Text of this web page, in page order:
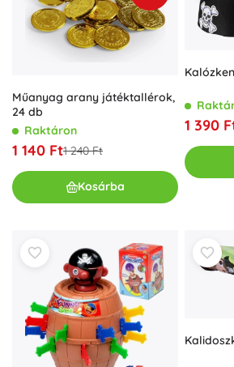
Műanyag arany játéktallérok,
24 db
Raktáron
1 140 Ft1 240 Ft
Kosárba
1 390